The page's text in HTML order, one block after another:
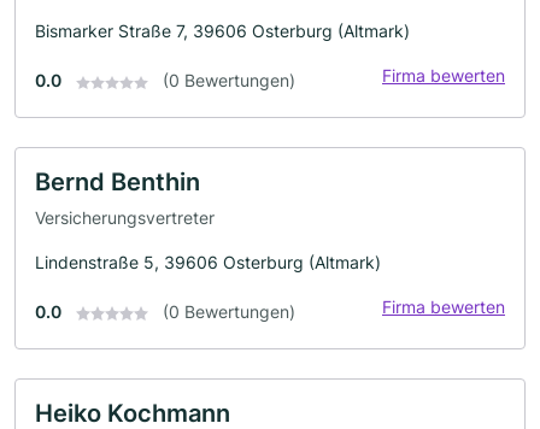
Bismarker Straße 7, 39606 Osterburg (Altmark)
0.0 (0 Bewertungen) Firma bewerten
Bernd Benthin
Versicherungsvertreter
Lindenstraße 5, 39606 Osterburg (Altmark)
0.0 (0 Bewertungen) Firma bewerten
Heiko Kochmann